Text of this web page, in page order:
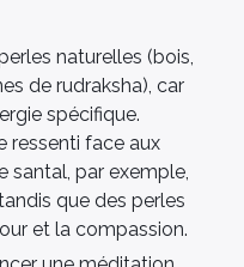
naturelles (bois,
de rudraksha), car
spécifique.
ressenti face aux
santal, par exemple,
que des perles
et la compassion.